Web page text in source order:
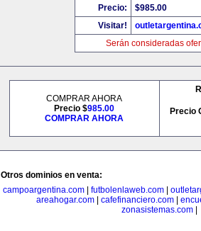
Precio:
$985.00
Visitar!
Serán consideradas
COMPRAR AHORA
Precio $985.00
COMPRAR AHORA
Precio
Otros dominios en venta:
campoargentina.com| futbolenlaweb.com|
areahogar.com| cafefinanciero.com|
zonasistemas.com|